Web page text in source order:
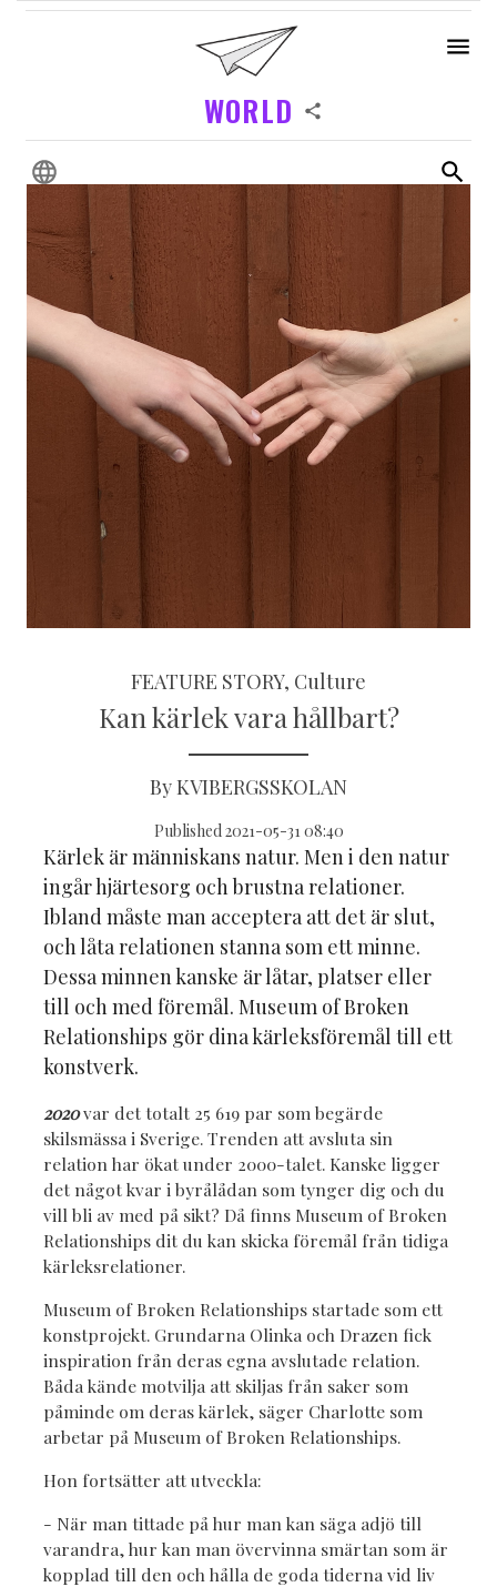
WORLD
FEATURE STORY, Culture
Kan kärlek vara hållbart?
By KVIBERGSSKOLAN
Published 2021-05-31 08:40
Kärlek är människans natur. Men i den natur
ingår hjärtesorg och brustna relationer.
Ibland måste man acceptera att det är slut,
och låta relationen stanna som ett minne.
Dessa minnen kanske är låtar, platser eller
till och med föremål. Museum of Broken
Relationships gör dina kärleksföremål till ett
konstverk.
2020var det totalt 25 619 par som begärde
skilsmässa i Sverige. Trenden att avsluta sin
relation har ökat under 2000-talet. Kanske ligger
det något kvar i byrålådan som tynger dig och du
vill bli av med på sikt? Då finns Museum of Broken
Relationships dit du kan skicka föremål från tidiga
kärleksrelationer.
Museum of Broken Relationships startade som ett
konstprojekt. Grundarna Olinka och Drazen fick
inspiration från deras egna avslutade relation.
Båda kände motvilja att skiljas från saker som
påminde om deras kärlek, säger Charlotte som
arbetar på Museum of Broken Relationships.
Hon fortsätter att utveckla:
- När man tittade på hur man kan säga adjö till
varandra, hur kan man övervinna smärtan som är
kopplad till den och hålla de goda tiderna vid liv